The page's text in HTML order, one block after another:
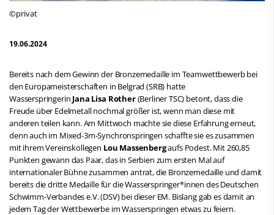
©privat
19.06.2024
Bereits nach dem Gewinn der Bronzemedaille im Teamwettbewerb bei
den Europameisterschaften in Belgrad (SRB) hatte
Wasserspringerin Jana Lisa Rother(Berliner TSC) betont, dass die
Freude über Edelmetall nochmal größer ist, wenn man diese mit
anderen teilen kann. Am Mittwoch machte sie diese Erfahrung erneut,
denn auch im Mixed-3m-Synchronspringen schaffte sie es zusammen
mit ihrem Vereinskollegen Lou Massenbergaufs Podest. Mit 260,85
Punkten gewann das Paar, das in Serbien zum ersten Mal auf
internationaler Bühne zusammen antrat, die Bronzemedaille und damit
bereits die dritte Medaille für die Wasserspringer*innen des Deutschen
Schwimm-Verbandes e.V. (DSV) bei dieser EM. Bislang gab es damit an
jedem Tag der Wettbewerbe im Wasserspringen etwas zu feiern.